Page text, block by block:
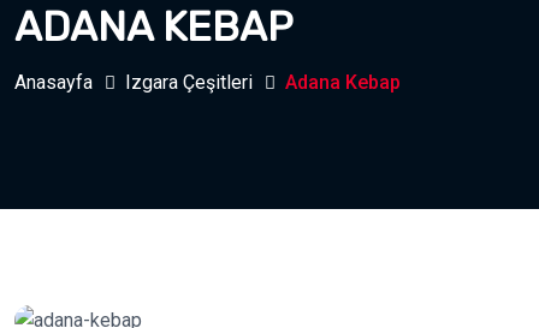
ADANA KEBAP
Anasayfa Izgara Çeşitleri Adana Kebap